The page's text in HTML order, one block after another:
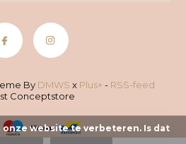
By DMWS x Plus+ - RSS-feed
Conceptstore
onze website te verbeteren. Is dat